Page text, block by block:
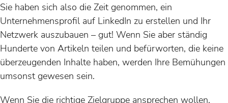
Sie haben sich also die Zeit genommen, ein
Unternehmensprofil auf LinkedIn zu erstellen und Ihr
Netzwerk auszubauen – gut! Wenn Sie aber ständig
Hunderte von Artikeln teilen und befürworten, die keine
überzeugenden Inhalte haben, werden Ihre Bemühungen
umsonst gewesen sein.
Wenn Sie die richtige Zielgruppe ansprechen wollen,